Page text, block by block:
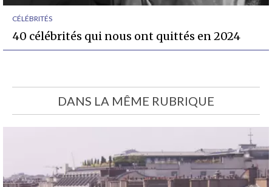
CÉLÉBRITÉS
40 célébrités qui nous ont quittés en 2024
DANS LA MÊME RUBRIQUE